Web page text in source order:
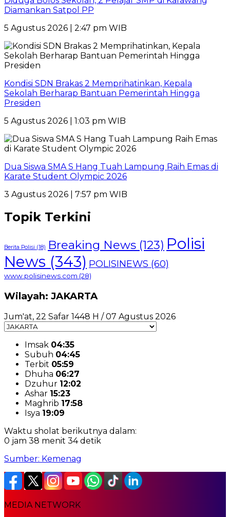
Diamankan Satpol PP
5 Agustus 2026 | 2:47 pm WIB
Kondisi SDN Brakas 2 Memprihatinkan, Kepala
Sekolah Berharap Bantuan Pemerintah Hingga
Presiden
5 Agustus 2026 | 1:03 pm WIB
Dua Siswa SMA S Hang Tuah Lampung Raih Emas di
Karate Student Olympic 2026
3 Agustus 2026 | 7:57 pm WIB
Topik Terkini
Berita Polisi (18) Breaking News (123) Polisi
News (343) POLISINEWS (60)
www.polisinews.com (28)
Wilayah: JAKARTA
Jum'at, 22 Safar 1448 H / 07 Agustus 2026
Imsak 04:35
Subuh 04:45
Terbit 05:59
Dhuha 06:27
Dzuhur 12:02
Ashar 15:23
Maghrib 17:58
Isya 19:09
Waktu sholat berikutnya dalam:
0 jam 38 menit 33 detik
Sumber: Kemenag
MEDIA NETWORK